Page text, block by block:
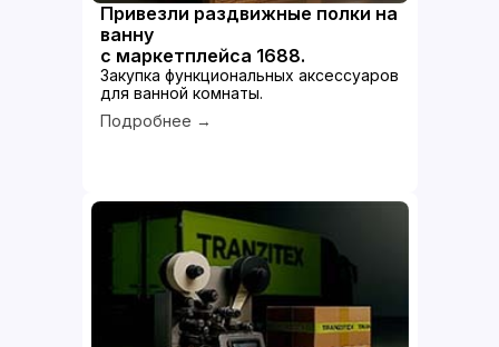
Привезли раздвижные полки на
ванну
с маркетплейса 1688.
Закупка функциональных аксессуаров
для ванной комнаты.
Подробнее →